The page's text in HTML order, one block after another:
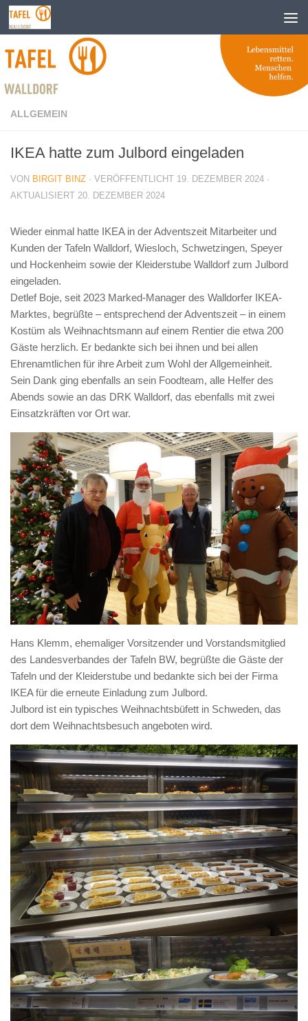
Zum Inhalt springen
ALLGEMEIN
IKEA hatte zum Julbord eingeladen
VON BIRGIT BINZ · VERÖFFENTLICHT 19. DEZEMBER 2024 ·
AKTUALISIERT 20. DEZEMBER 2024
Wieder einmal hatte IKEA in der Adventszeit Mitarbeiter und
Kunden der Tafeln Walldorf, Wiesloch, Schwetzingen, Speyer
und Hockenheim sowie der Kleiderstube Walldorf zum Julbord
eingeladen.
Detlef Boje, seit 2023 Marked-Manager des Walldorfer IKEA-
Marktes, begrüßte – entsprechend der Adventszeit – in einem
Kostüm als Weihnachtsmann auf einem Rentier die etwa 200
Gäste herzlich. Er bedankte sich bei ihnen und bei allen
Ehrenamtlichen für ihre Arbeit zum Wohl der Allgemeinheit.
Sein Dank ging ebenfalls an sein Foodteam, alle Helfer des
Abends sowie an das DRK Walldorf, das ebenfalls mit zwei
Einsatzkräften vor Ort war.
Hans Klemm, ehemaliger Vorsitzender und Vorstandsmitglied
des Landesverbandes der Tafeln BW, begrüßte die Gäste der
Tafeln und der Kleiderstube und bedankte sich bei der Firma
IKEA für die erneute Einladung zum Julbord.
Julbord ist ein typisches Weihnachtsbüfett in Schweden, das
dort dem Weihnachtsbesuch angeboten wird.